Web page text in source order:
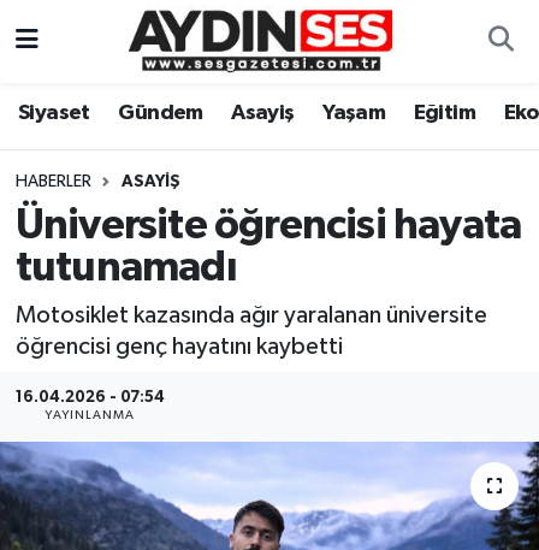
Siyaset Gündem Asayiş Yaşam Eğitim
HABERLER ASAYIŞ
Üniversite öğrencisi hayata
tutunamadı
Motosiklet kazasında ağır yaralanan üniversite
öğrencisi genç hayatını kaybetti
16.04.2026 - 07:54
YAYINLANMA
Gündem
Siyaset
Ekonomi
Yaşam
Eğitim
Kültür Sanat
Spor
Aydın Hava Durumu
Aydin Namaz Vakitleri
Aydın Trafik Yoğunluk Haritası
Süper Lig Puan Durumu ve Fikstür
Tüm Manşetler
Son Dakika Haberleri
Haber Arşivi